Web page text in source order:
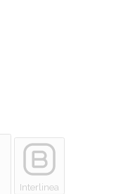
Interlinea